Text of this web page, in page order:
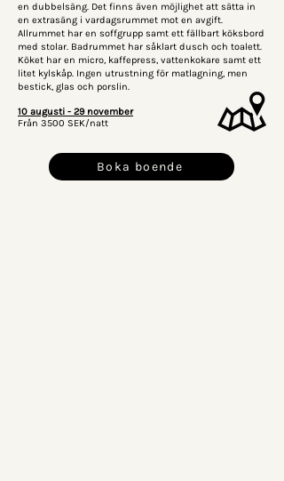
en dubbelsäng. Det finns även möjlighet att sätta in
en extrasäng i vardagsrummet mot en avgift.
Allrummet har en soffgrupp samt ett fällbart köksbord
med stolar. Badrummet har såklart dusch och toalett.
Köket har en micro, kaffepress, vattenkokare samt ett
litet kylskåp. Ingen utrustning för matlagning, men
bestick, glas och porslin.
10 augusti - 29 november
Från 3500 SEK/natt
Boka boende